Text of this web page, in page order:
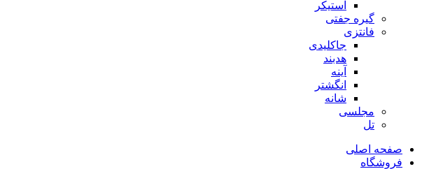
استیکر
گیره جفتی
فانتزی
جاکلیدی
هدبند
آینه
انگشتر
شانه
مجلسی
تل
صفحه اصلی
فروشگاه